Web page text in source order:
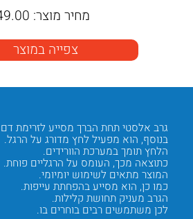
מחיר מוצר:
צפייה במוצר
גרב אלסטי תחת הברך מסייע לזרימת
בנוסף, הוא מפעיל לחץ מדורג על הרגל.
הלחץ תומך במערכת הוורידים.
כתוצאה מכך, העומס על הרגליים פוחת.
המוצר מתאים לשימוש יומיומי.
כמו כן, הוא מסייע בהפחתת עייפות.
הגרב מעניק תחושת קלילות.
לכן משתמשים רבים בוחרים בו.